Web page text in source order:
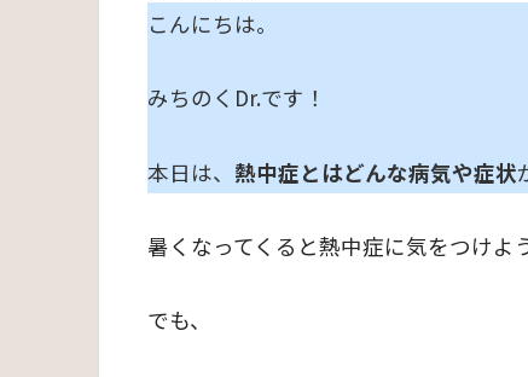
こんにちは。
みちのくDr.です！
本日は、 熱中症とはどんな病気や症状
暑くなってくると熱中症に気をつけよ
でも、